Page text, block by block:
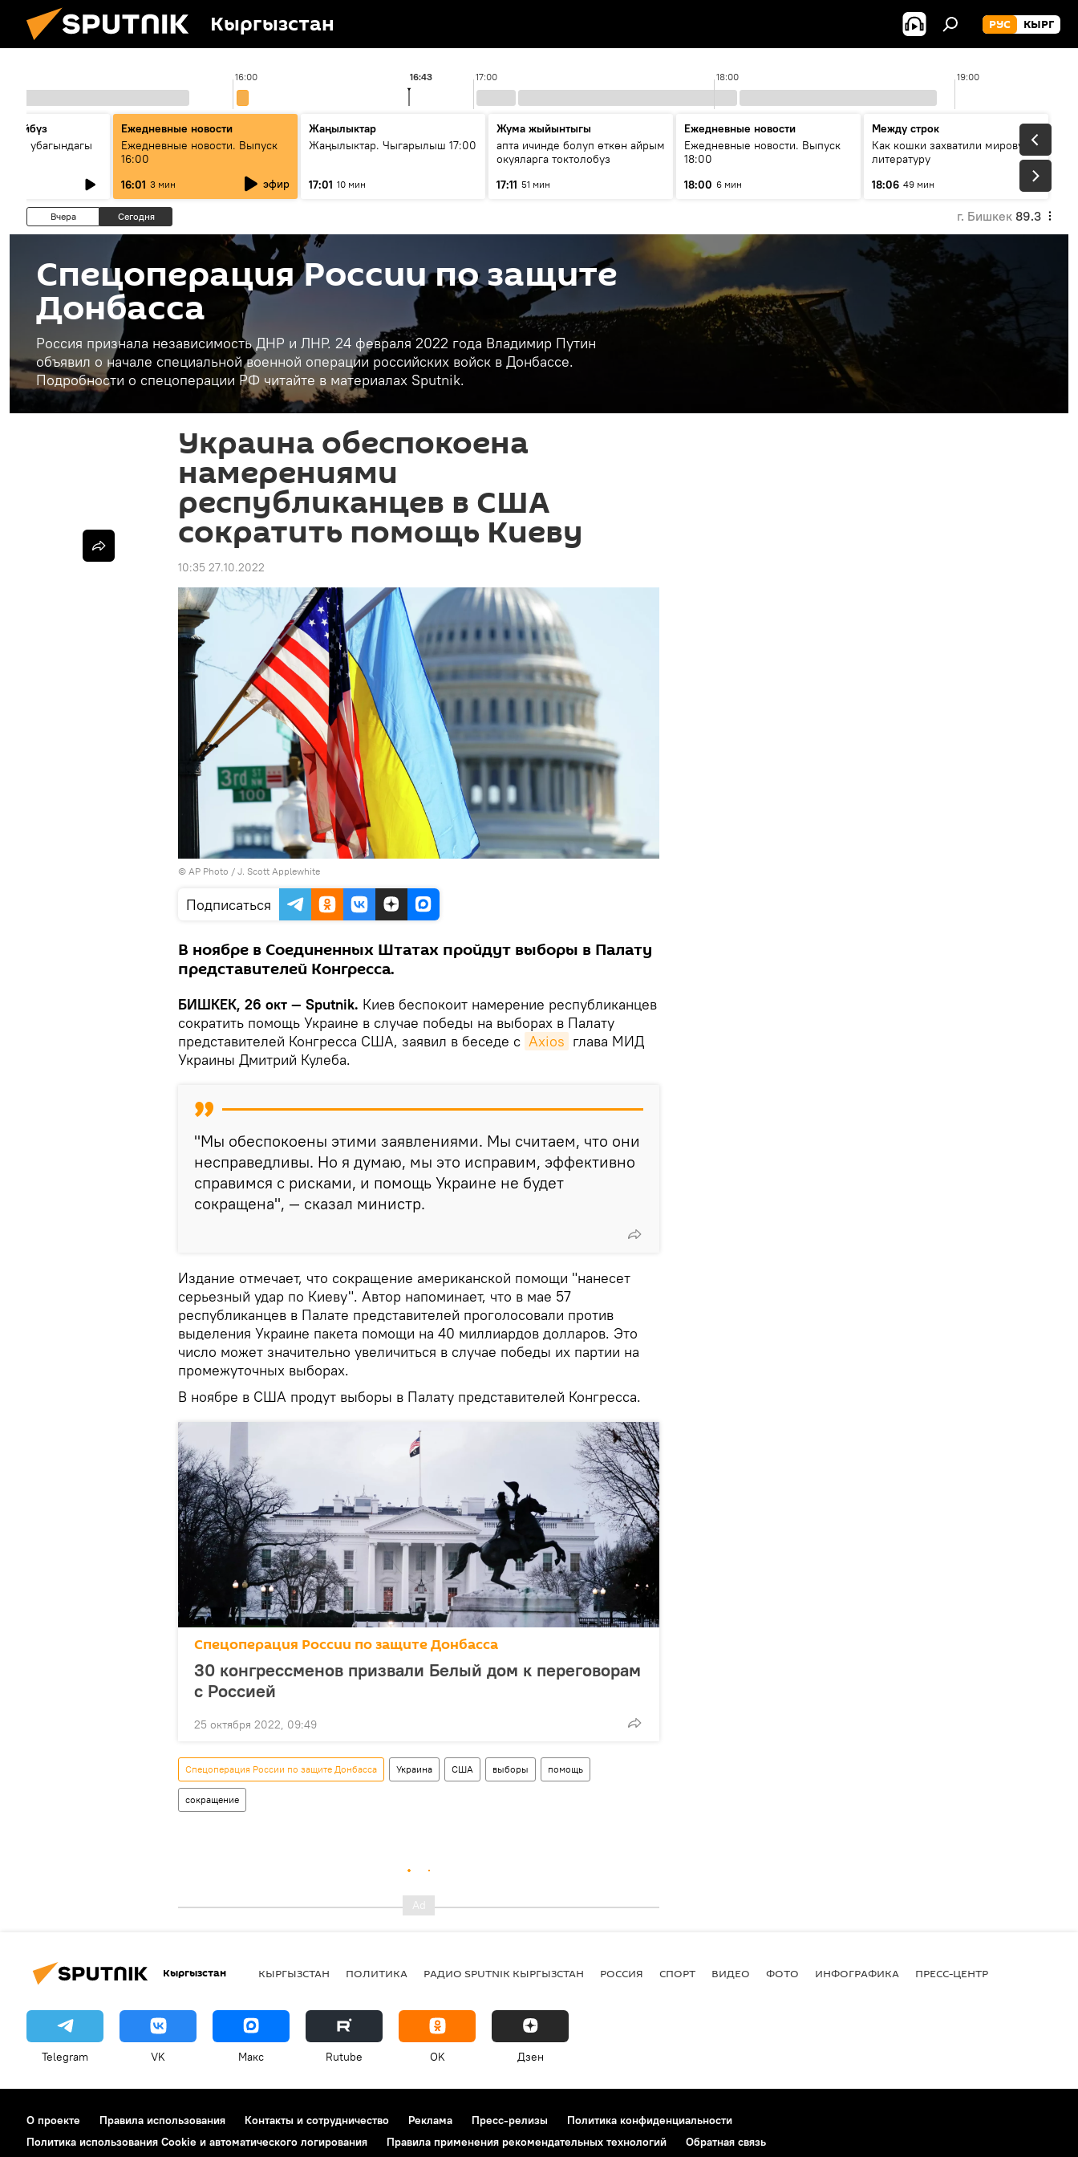
Кыргызстан РУС КЫРГ
16:00 17:00 18:00 19:00
16:43
өз убагындагы
Ежедневные новости
Ежедневные новости. Выпуск
16:00
16:01 3 мин эфир
Жаңылыктар
Жаңылыктар. Чыгарылыш 17:00
17:01 10 мин
Жума жыйынтыгы
апта ичинде болуп өткөн айрым
окуяларга токтолобуз
17:11 51 мин
Ежедневные новости
Ежедневные новости. Выпуск
18:00
18:00 6 мин
Между строк
Как кошки захватили мировую
литературу
18:06 49 мин
Вчера Сегодня г. Бишкек 89.3
Спецоперация России по защите
Донбасса
Россия признала независимость ДНР и ЛНР. 24 февраля 2022 года Владимир Путин
объявил о начале специальной военной операции российских войск в Донбассе.
Подробности о спецоперации РФ читайте в материалах Sputnik.
Украина обеспокоена
намерениями
республиканцев в США
сократить помощь Киеву
10:35 27.10.2022
© AP Photo / J. Scott Applewhite
Подписаться
В ноябре в Соединенных Штатах пройдут выборы в Палату
представителей Конгресса.
БИШКЕК, 26 окт — Sputnik. Киев беспокоит намерение республиканцев
сократить помощь Украине в случае победы на выборах в Палату
представителей Конгресса США, заявил в беседе с Axios глава МИД
Украины Дмитрий Кулеба.
"Мы обеспокоены этими заявлениями. Мы считаем, что они
несправедливы. Но я думаю, мы это исправим, эффективно
справимся с рисками, и помощь Украине не будет
сокращена", — сказал министр.
Издание отмечает, что сокращение американской помощи "нанесет
серьезный удар по Киеву". Автор напоминает, что в мае 57
республиканцев в Палате представителей проголосовали против
выделения Украине пакета помощи на 40 миллиардов долларов. Это
число может значительно увеличиться в случае победы их партии на
промежуточных выборах.
В ноябре в США продут выборы в Палату представителей Конгресса.
Спецоперация России по защите Донбасса
30 конгрессменов призвали Белый дом к переговорам
с Россией
25 октября 2022, 09:49
Спецоперация России по защите Донбасса Украина США выборы помощь
сокращение
Кыргызстан КЫРГЫЗСТАН ПОЛИТИКА РАДИО SPUTNIK КЫРГЫЗСТАН РОССИЯ СПОРТ ВИДЕО ФОТО ИНФОГРАФИКА ПРЕСС-ЦЕНТР
Telegram VK Макс Rutube OK Дзен
О проекте Правила использования Контакты и сотрудничество Реклама Пресс-релизы
Политика конфиденциальности
Политика использования Cookie и автоматического логирования
Правила применения рекомендательных технологий Обратная связь